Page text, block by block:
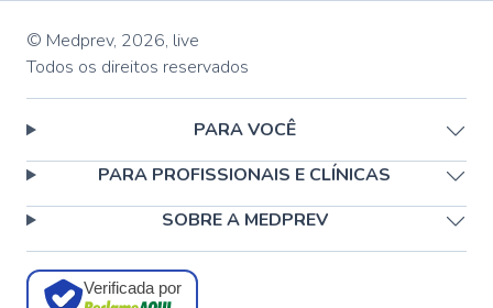
© Medprev, 2026, live
Todos os direitos reservados
PARA VOCÊ
PARA PROFISSIONAIS E CLÍNICAS
SOBRE A MEDPREV
Verificada por